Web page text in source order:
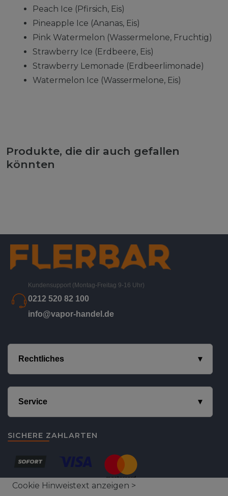
Peach Ice (Pfirsich, Eis)
Pineapple Ice (Ananas, Eis)
Pink Watermelon (Wassermelone, Fruchtig)
Strawberry Ice (Erdbeere, Eis)
Strawberry Lemonade (Erdbeerlimonade)
Watermelon Ice (Wassermelone, Eis)
Produkte, die dir auch gefallen
könnten
Kundensupport (Montag-Freitag 9-16 Uhr)
0212 520 82 100
info@vapor-handel.de
Rechtliches
Service
SICHERE ZAHLARTEN
Cookie Hinweistext anzeigen >